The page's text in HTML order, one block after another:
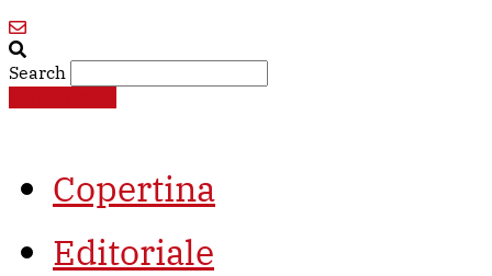
Search
Copertina
Editoriale